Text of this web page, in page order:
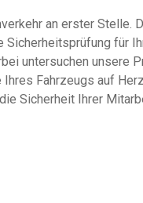
an erster Stelle.
für
untersuchen unsere
Fahrzeugs auf
Sicherheit Ihrer